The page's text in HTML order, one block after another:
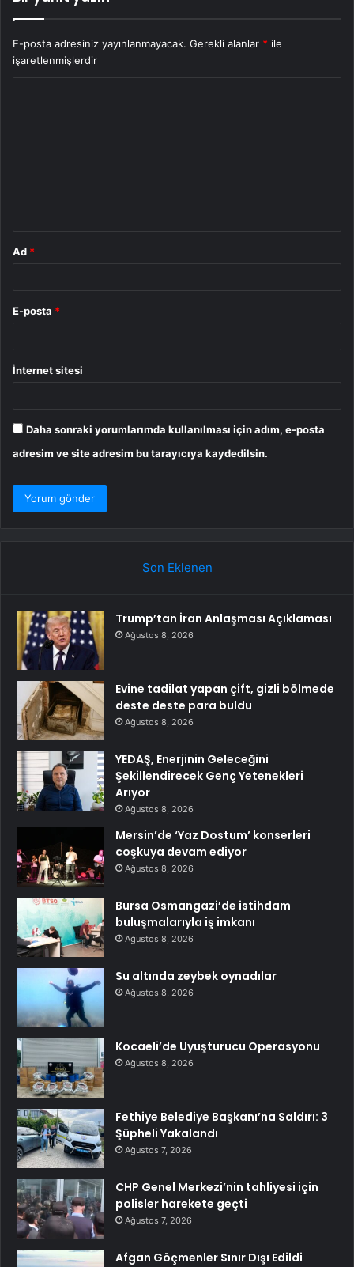
E-posta adresiniz yayınlanmayacak. Gerekli alanlar * ile
işaretlenmişlerdir
Ad *
E-posta *
İnternet sitesi
Daha sonraki yorumlarımda kullanılması için adım, e-posta
adresim ve site adresim bu tarayıcıya kaydedilsin.
Son Eklenen
Trump’tan İran Anlaşması Açıklaması
Ağustos 8, 2026
Evine tadilat yapan çift, gizli bölmede
deste deste para buldu
Ağustos 8, 2026
YEDAŞ, Enerjinin Geleceğini
Şekillendirecek Genç Yetenekleri
Arıyor
Ağustos 8, 2026
Mersin’de ‘Yaz Dostum’ konserleri
coşkuya devam ediyor
Ağustos 8, 2026
Bursa Osmangazi’de istihdam
buluşmalarıyla iş imkanı
Ağustos 8, 2026
Su altında zeybek oynadılar
Ağustos 8, 2026
Kocaeli’de Uyuşturucu Operasyonu
Ağustos 8, 2026
Fethiye Belediye Başkanı’na Saldırı: 3
Şüpheli Yakalandı
Ağustos 7, 2026
CHP Genel Merkezi’nin tahliyesi için
polisler harekete geçti
Ağustos 7, 2026
Afgan Göçmenler Sınır Dışı Edildi